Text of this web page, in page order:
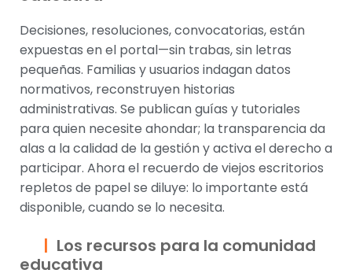
Decisiones, resoluciones, convocatorias, están
expuestas en el portal—sin trabas, sin letras
pequeñas. Familias y usuarios indagan datos
normativos, reconstruyen historias
administrativas. Se publican guías y tutoriales
para quien necesite ahondar; la transparencia da
alas a la calidad de la gestión y activa el derecho a
participar. Ahora el recuerdo de viejos escritorios
repletos de papel se diluye: lo importante está
disponible, cuando se lo necesita.
Los recursos para la comunidad
educativa